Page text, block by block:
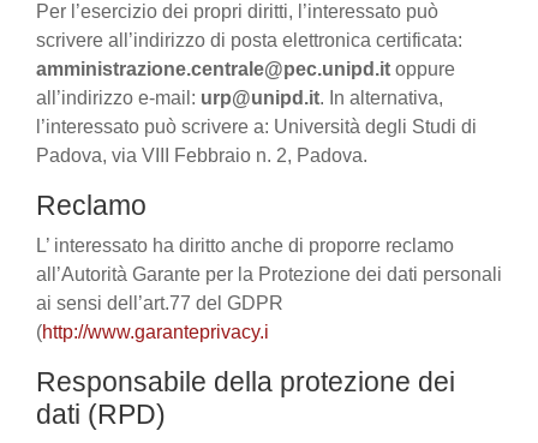
Per l’esercizio dei propri diritti, l’interessato può
scrivere all’indirizzo di posta elettronica certificata:
amministrazione.centrale@pec.unipd.it oppure
all’indirizzo e-mail: urp@unipd.it. In alternativa,
l’interessato può scrivere a: Università degli Studi di
Padova, via VIII Febbraio n. 2, Padova.
Reclamo
L’ interessato ha diritto anche di proporre reclamo
all’Autorità Garante per la Protezione dei dati personali
ai sensi dell’art.77 del GDPR
(http://www.garanteprivacy.i
Responsabile della protezione dei
dati (RPD)